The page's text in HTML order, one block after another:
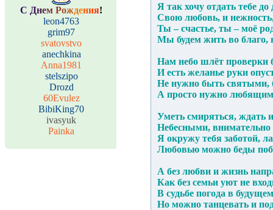
С Днем Рождения!
leon4763
grim97
svatovstvo
anechkina
Anna1981
stelszipo
Drozd
60Evulez
BibiKing70
ivasyuk
Painka
Я так хочу отдать тебе
Свою любовь, и
Ты – счастье, ты – моё
Мы будем жить во благо,
Нам небо шлёт проверки
И есть желанье руки
Не нужно быть святыми,
А просто нужно
Уметь смиряться, ждать
Небесными, внимательно
Я окружу тебя заботой,
Любовью можно беды
А без любви и жизнь
Как без семьи уют не
В судьбе погода в
Но можно танцевать и